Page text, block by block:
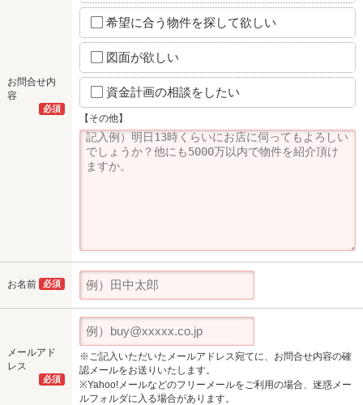
お問合せ内
容
必須
希望に合う物件を探して欲しい
図面が欲しい
資金計画の相談をしたい
【その他】
お名前 必須
メールアド
レス
必須
※ご記入いただいたメールアドレス宛てに、お問合せ内容の確
認メールをお送りいたします。
※Yahoo!メールなどのフリーメールをご利用の場合、迷惑メー
ルフォルダに入る場合があります。